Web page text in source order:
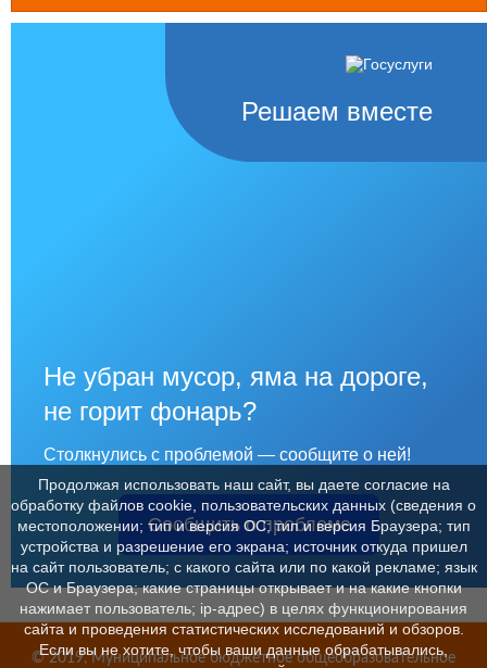
Решаем вместе
Не убран мусор, яма на дороге,
не горит фонарь?
Столкнулись с проблемой — сообщите о ней!
Сообщить о проблеме
© 2019, Муниципальное бюджетное общеобразовательное
Продолжая использовать наш сайт, вы даете согласие на
обработку файлов cookie, пользовательских данных (сведения о
местоположении; тип и версия ОС; тип и версия Браузера; тип
устройства и разрешение его экрана; источник откуда пришел
на сайт пользователь; с какого сайта или по какой рекламе; язык
ОС и Браузера; какие страницы открывает и на какие кнопки
нажимает пользователь; ip-адрес) в целях функционирования
сайта и проведения статистических исследований и обзоров.
Если вы не хотите, чтобы ваши данные обрабатывались,